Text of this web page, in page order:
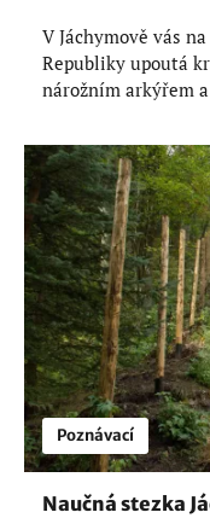
V Jáchymově vás
Republiky upoutá
nárožním arkýřem
Poznávací
Naučná stezka